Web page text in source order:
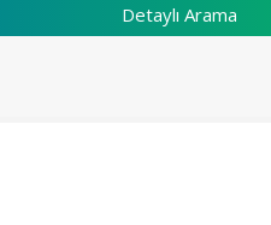
Detaylı Arama